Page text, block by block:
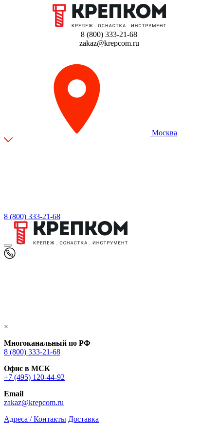
8 (800) 333-21-68
zakaz@krepcom.ru
Москва
8 (800) 333-21-68
×
Многоканальный по РФ
8 (800) 333‑21-68
Офис в МСК
+7 (495) 120-44-92
Email
zakaz@krepcom.ru
Адреса / Контакты Доставка